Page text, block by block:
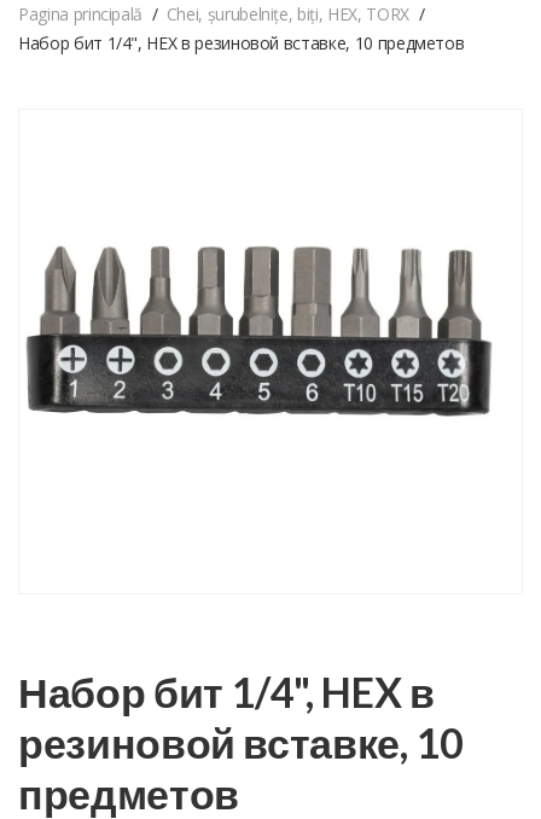
Pagina principală
Chei, șurubelnițe, biți, HEX, TORX
Набор бит 1/4", HEX в резиновой вставке, 10 предметов
Набор бит 1/4", HEX в
резиновой вставке, 10
предметов